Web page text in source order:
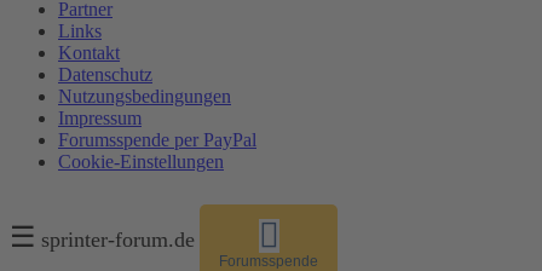
Partner
Links
Kontakt
Datenschutz
Nutzungsbedingungen
Impressum
Forumsspende per PayPal
Cookie-Einstellungen
☰ sprinter-forum.de
Forumsspende